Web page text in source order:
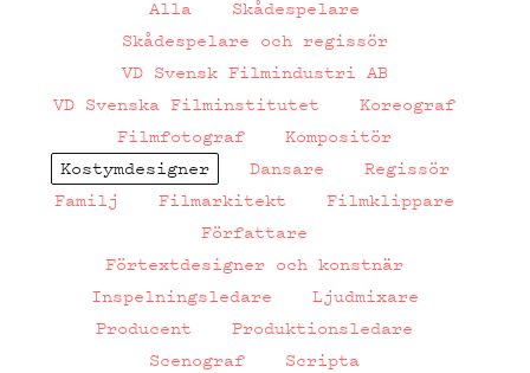
Alla
Skådespelare
Skådespelare och regissör
VD Svensk Filmindustri AB
VD Svenska Filminstitutet
Koreograf
Filmfotograf
Kompositör
Kostymdesigner
Dansare
Regissör
Familj
Filmarkitekt
Filmklippare
Författare
Förtextdesigner och konstnär
Inspelningsledare
Ljudmixare
Producent
Produktionsledare
Scenograf
Scripta